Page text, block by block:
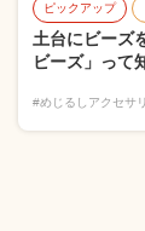
ピックアップ
土台にビーズ
ビーズ」って
#めじるしアクセサ